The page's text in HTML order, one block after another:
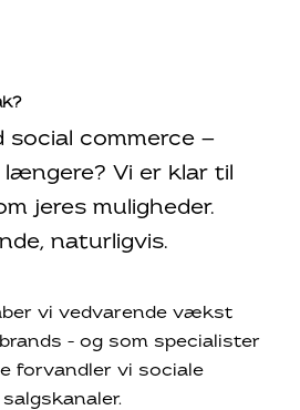
social commerce —
længere? Vi er klar til
jeres muligheder.
naturligvis.
vi vedvarende vækst
– og som specialister
forvandler vi sociale